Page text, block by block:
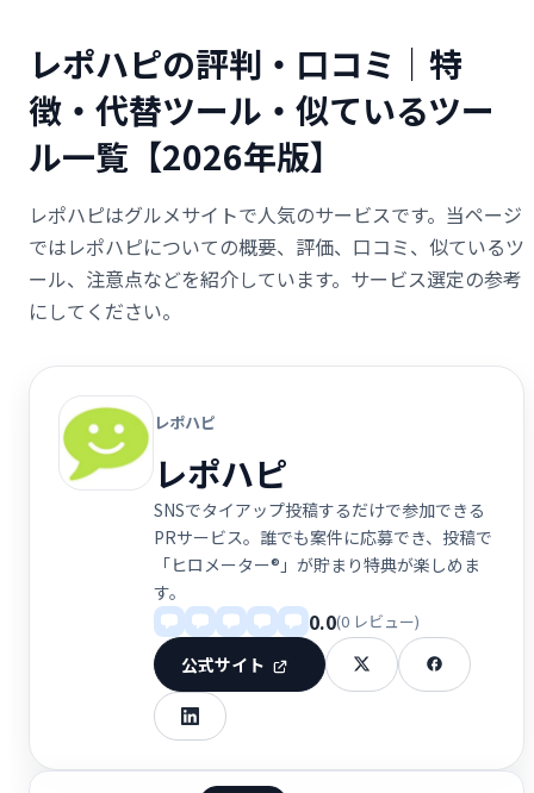
レポハピの評判・口コミ｜特
徴・代替ツール・似ているツー
ル一覧【2026年版】
レポハピはグルメサイトで人気のサービスです。当ページ
ではレポハピについての概要、評価、口コミ、似ているツ
ール、注意点などを紹介しています。サービス選定の参考
にしてください。
レポハピ
レポハピ
SNSでタイアップ投稿するだけで参加できる
PRサービス。誰でも案件に応募でき、投稿で
「ヒロメーター®」が貯まり特典が楽しめま
す。
0.0(0 レビュー)
公式サイト